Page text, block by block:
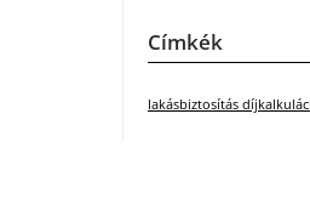
Címkék
lakásbiztosítás